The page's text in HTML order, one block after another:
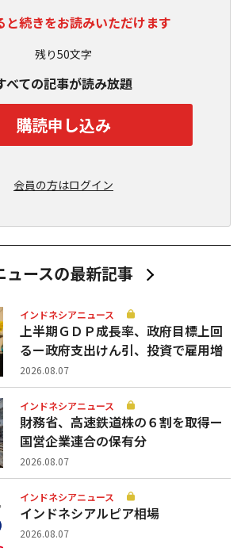
と続きをお読みいただけます
残り50文字
べての記事が読み放題
購読申し込み
会員の方はログイン
ュースの最新記事
インドネシアニュース
上半期ＧＤＰ成長率、政府目標上回
るー政府支出けん引、投資で雇用増
2026.08.07
インドネシアニュース
財務省、高速鉄道株の６割を取得ー
国営企業連合の保有分
2026.08.07
インドネシアニュース
インドネシアルピア相場
2026.08.07